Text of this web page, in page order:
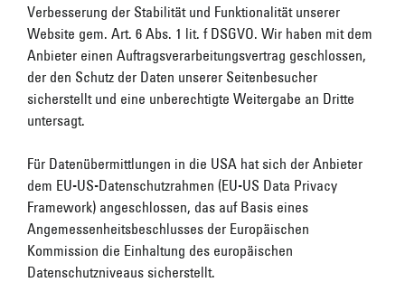
Verbesserung der Stabilität und Funktionalität unserer
Website gem. Art. 6 Abs. 1 lit. f DSGVO. Wir haben mit dem
Anbieter einen Auftragsverarbeitungsvertrag geschlossen,
der den Schutz der Daten unserer Seitenbesucher
sicherstellt und eine unberechtigte Weitergabe an Dritte
untersagt.
Für Datenübermittlungen in die USA hat sich der Anbieter
dem EU-US-Datenschutzrahmen (EU-US Data Privacy
Framework) angeschlossen, das auf Basis eines
Angemessenheitsbeschlusses der Europäischen
Kommission die Einhaltung des europäischen
Datenschutzniveaus sicherstellt.